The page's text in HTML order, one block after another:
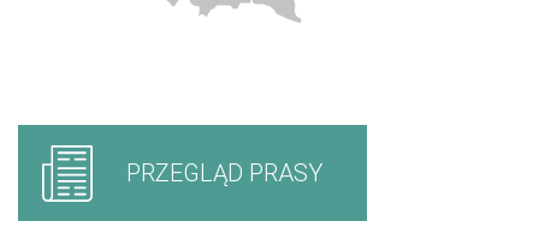
PRZEGLĄD PRASY